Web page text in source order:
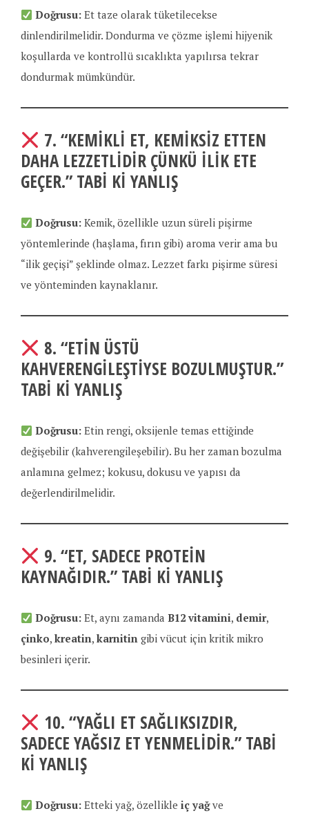
Doğrusu:Et taze olarak tüketilecekse
dinlendirilmelidir. Dondurma ve çözme işlemi hijyenik
koşullarda ve kontrollü sıcaklıkta yapılırsa tekrar
dondurmak mümkündür.
7.“KEMIKLI ET, KEMIKSIZ ETTEN
DAHA LEZZETLIDIR ÇÜNKÜ ILIK ETE
GEÇER.”TABI KI YANLIŞ
Doğrusu:Kemik, özellikle uzun süreli pişirme
yöntemlerinde (haşlama, fırın gibi) aroma verir ama bu
“ilik geçişi” şeklinde olmaz. Lezzet farkı pişirme süresi
ve yönteminden kaynaklanır.
8.“ETIN ÜSTÜ
KAHVERENGILEŞTIYSE BOZULMUŞTUR.”
TABI KI YANLIŞ
Doğrusu:Etin rengi, oksijenle temas ettiğinde
değişebilir (kahverengileşebilir). Bu her zaman bozulma
anlamına gelmez; kokusu, dokusu ve yapısı da
değerlendirilmelidir.
9.“ET, SADECE PROTEIN
KAYNAĞIDIR.”TABI KI YANLIŞ
Doğrusu:Et, aynı zamanda B12 vitamini, demir,
çinko, kreatin, karnitingibi vücut için kritik mikro
besinleri içerir.
10.“YAĞLI ET SAĞLIKSIZDIR,
SADECE YAĞSIZ ET YENMELIDIR.”TABI
KI YANLIŞ
Doğrusu:Etteki yağ, özellikle iç yağve